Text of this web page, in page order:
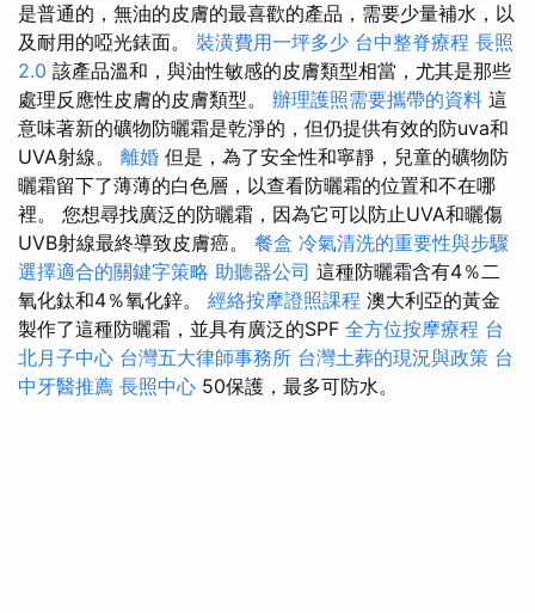
是普通的，無油的皮膚的最喜歡的產品，需要少量補水，以
及耐用的啞光錶面。 裝潢費用一坪多少 台中整脊療程 長照
2.0 該產品溫和，與油性敏感的皮膚類型相當，尤其是那些
處理反應性皮膚的皮膚類型。 辦理護照需要攜帶的資料 這
意味著新的礦物防曬霜是乾淨的，但仍提供有效的防uva和
UVA射線。 離婚 但是，為了安全性和寧靜，兒童的礦物防
曬霜留下了薄薄的白色層，以查看防曬霜的位置和不在哪
裡。 您想尋找廣泛的防曬霜，因為它可以防止UVA和曬傷
UVB射線最終導致皮膚癌。 餐盒 冷氣清洗的重要性與步驟
選擇適合的關鍵字策略 助聽器公司 這種防曬霜含有4％二
氧化鈦和4％氧化鋅。 經絡按摩證照課程 澳大利亞的黃金
製作了這種防曬霜，並具有廣泛的SPF 全方位按摩療程 台
北月子中心 台灣五大律師事務所 台灣土葬的現況與政策 台
中牙醫推薦 長照中心 50保護，最多可防水。